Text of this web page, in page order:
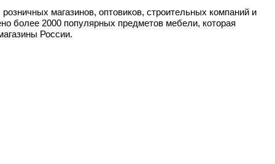
магазинов, оптовиков, строительных компаний и
более 2000 популярных предметов мебели, которая
России.